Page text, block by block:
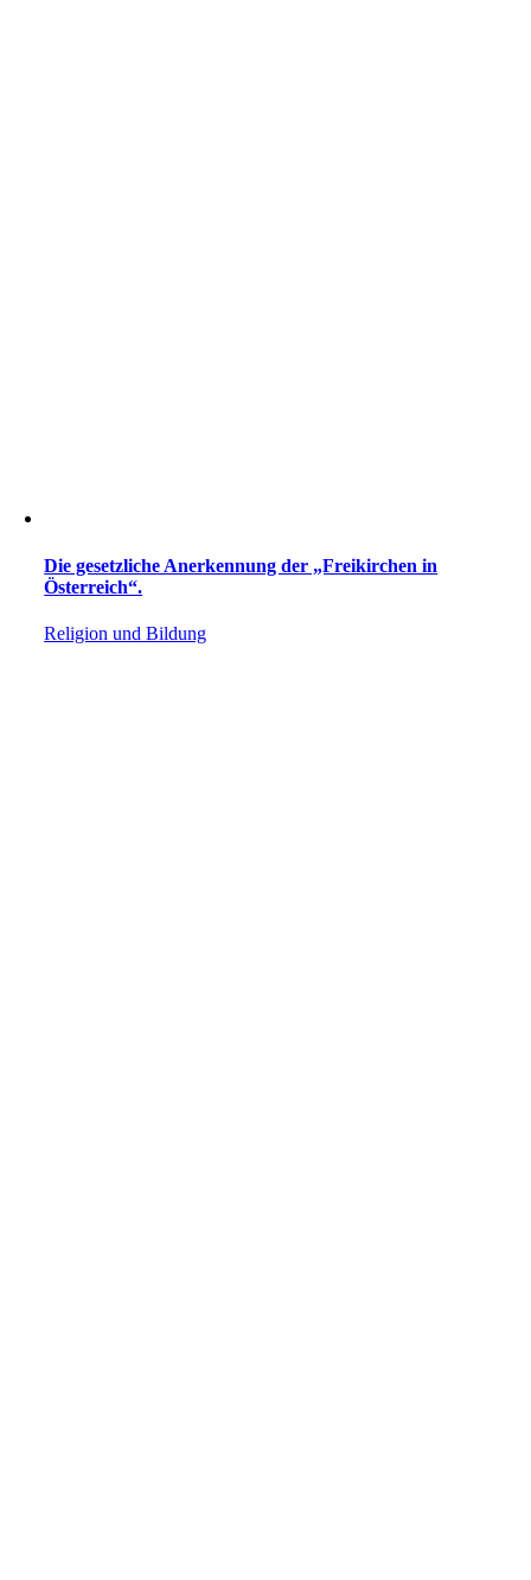
Die gesetzliche Anerkennung der „Freikirchen in
Österreich“.
Religion und Bildung